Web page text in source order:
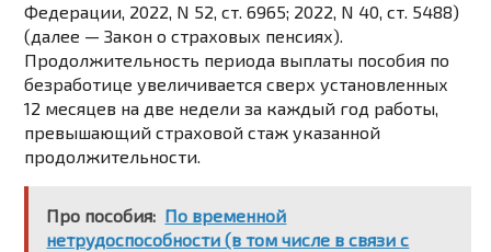
Федерации, 2022, N 52, ст. 6965; 2022, N 40, ст. 5488)
(далее — Закон о страховых пенсиях).
Продолжительность периода выплаты пособия по
безработице увеличивается сверх установленных
12 месяцев на две недели за каждый год работы,
превышающий страховой стаж указанной
продолжительности.
Про пособия: По временной
нетрудоспособности (в том числе в связи с